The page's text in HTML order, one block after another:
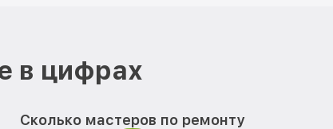
в цифрах
Сколько мастеров по ремонту